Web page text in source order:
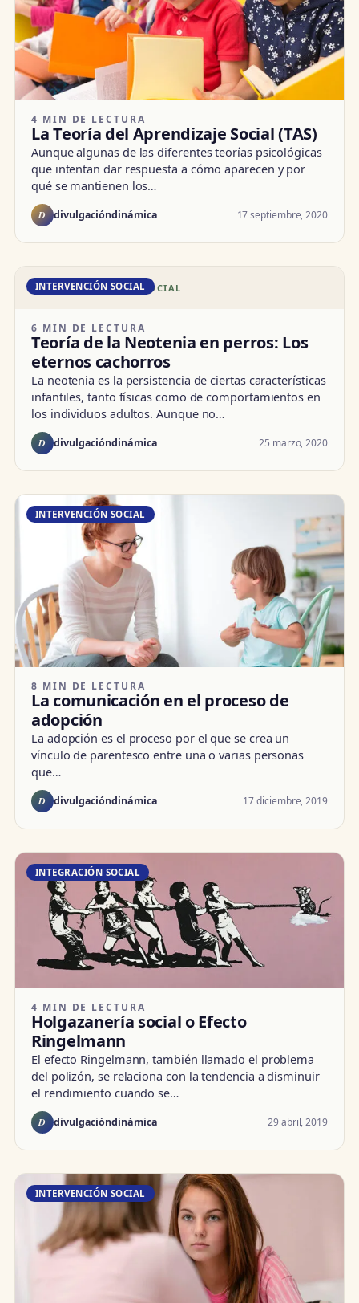
4 MIN DE LECTURA
La Teoría del Aprendizaje Social (TAS)
Aunque algunas de las diferentes teorías psicológicas
que intentan dar respuesta a cómo aparecen y por
qué se mantienen los…
D divulgacióndinámica 17 septiembre, 2020
DD · INTERVENCIÓN SOCIAL
INTERVENCIÓN SOCIAL
6 MIN DE LECTURA
Teoría de la Neotenia en perros: Los
eternos cachorros
La neotenia es la persistencia de ciertas características
infantiles, tanto físicas como de comportamientos en
los individuos adultos. Aunque no…
D divulgacióndinámica 25 marzo, 2020
INTERVENCIÓN SOCIAL
8 MIN DE LECTURA
La comunicación en el proceso de
adopción
La adopción es el proceso por el que se crea un
vínculo de parentesco entre una o varias personas
que…
D divulgacióndinámica 17 diciembre, 2019
INTEGRACIÓN SOCIAL
4 MIN DE LECTURA
Holgazanería social o Efecto
Ringelmann
El efecto Ringelmann, también llamado el problema
del polizón, se relaciona con la tendencia a disminuir
el rendimiento cuando se…
D divulgacióndinámica 29 abril, 2019
INTERVENCIÓN SOCIAL